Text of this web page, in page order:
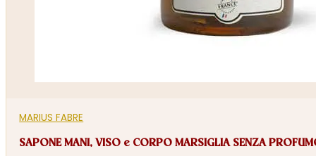
MARIUS FABRE
SAPONE MANI, VISO e CORPO MARSIGLIA SENZA